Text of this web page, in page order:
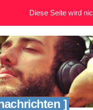
]
Diese Seite wird